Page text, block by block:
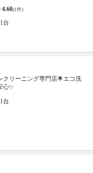
4.60(1件)
台
クリーニング専門店🌟エコ洗
心✨
台